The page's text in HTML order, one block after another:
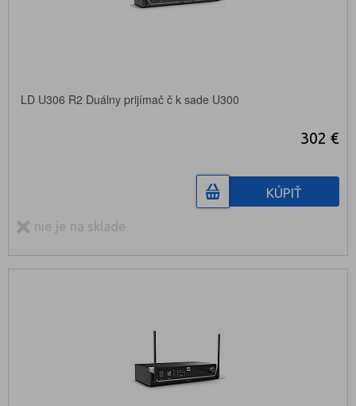
LD U306 R2 Duálny prijímač č k sade U300
302 €
KÚPIŤ
nie je na sklade